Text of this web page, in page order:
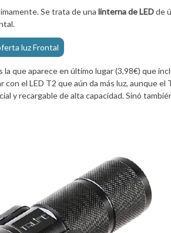
Se trata de una linterna de LEDde
luz Frontal
que aparece en último lugar (3,98€) que
el LED T2 que aún da más luz, aunque el
y recargable de alta capacidad. Sinó